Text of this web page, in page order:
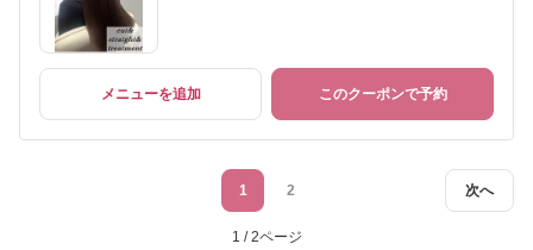
メニューを追加 このクーポンで予約
次へ
1 2
1 / 2ページ